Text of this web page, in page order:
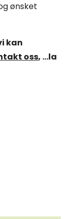
ønsket
kan
oss, ...la